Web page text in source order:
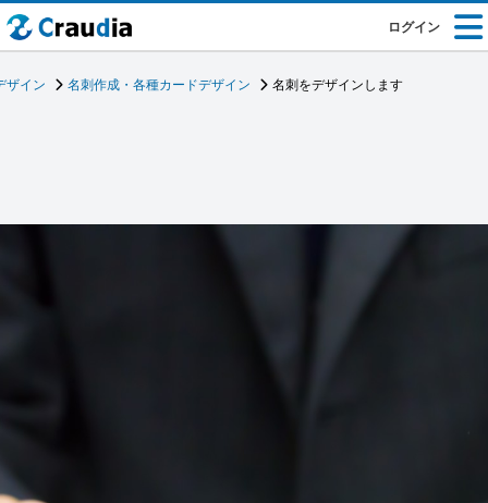
ログイン
ザイン 名刺作成・各種カードデザイン 名刺をデザインします